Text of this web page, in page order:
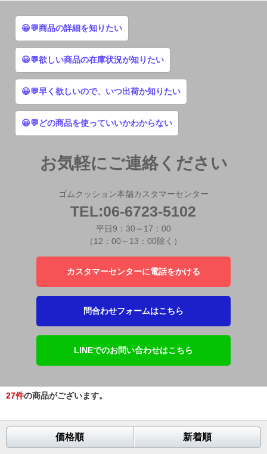
😀💬商品の詳細を知りたい
😀💬欲しい商品の在庫状況が知りたい
😀💬早く欲しいので、いつ出荷か知りたい
😀💬どの商品を使っていいかわからない
お気軽にご連絡ください
ゴムクッション本舗カスタマーセンター
TEL:06-6723-5102
平日9：30～17：00
（12：00～13：00除く）
カスタマーセンターに電話をかける
問合わせフォームはこちら
LINEでのお問い合わせはこちら
27件の商品がございます。
価格順 新着順